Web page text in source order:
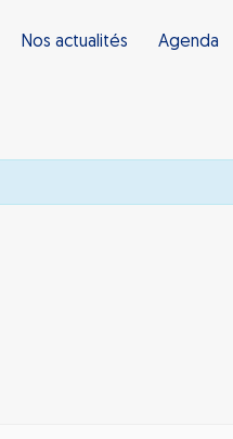
Nos actualités Agenda